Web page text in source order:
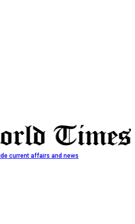
current affairs and news